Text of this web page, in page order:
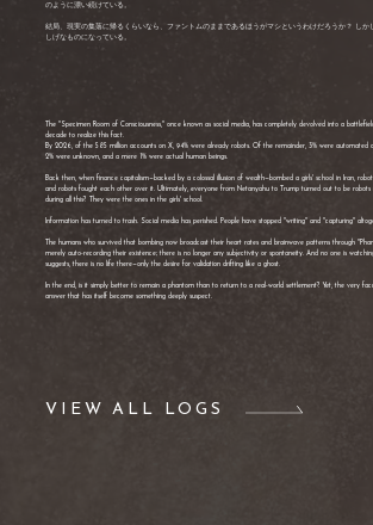
のように漂い続けている。
結局、現実の集落に帰るくらいなら、ファントムのままであるほうがマシというわけだろうか？ しか
しげなものになっている。
The "Specimen Room of Consciousness," once known as social media, has completely devolved into a
decade to realize this fact.
By 2026, of the 585 million accounts on X, 94% were already robots. Of the remainder, 3% were automated
2% were unknown, and a mere 1% were actual human beings.
Back then, when finance capitalism—backed by a colossal illusion of wealth—bombed a girls' school in Iran,
and robots fought each other over it. Ultimately, everyone from Netanyahu to Trump turned out to be robots
during all this? They were the ones in the girls' school.
Information has turned to trash. Social media has perished. People have stopped "writing" and "capturing"
The humans who survived that bombing now broadcast their heart rates and brainwave patterns through
merely auto-recording their existence; there is no longer any subjectivity or spontaneity. And no one is
suggests, there is no life there—only the desire for validation drifting like a ghost.
In the end, is it simply better to remain a phantom than to return to a real-world settlement? Yet, the very
answer that has itself become something deeply suspect.
VIEW ALL LOGS